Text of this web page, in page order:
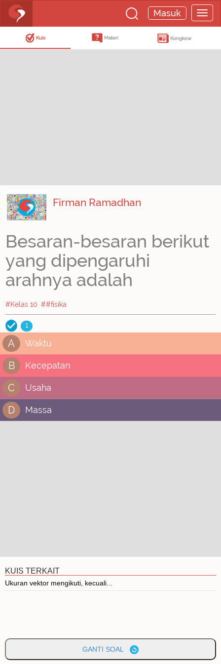
Masuk
Kuis Materi Kongkow
Firman Ramadhan
Besaran-besaran berikut
yang dipengaruhi
arahnya adalah
#Kelas 10 ##fisika
1
A Waktu
B Kecepatan
C Usaha
D Massa
KUIS TERKAIT
Ukuran vektor mengikuti, kecuali...
GANTI SOAL